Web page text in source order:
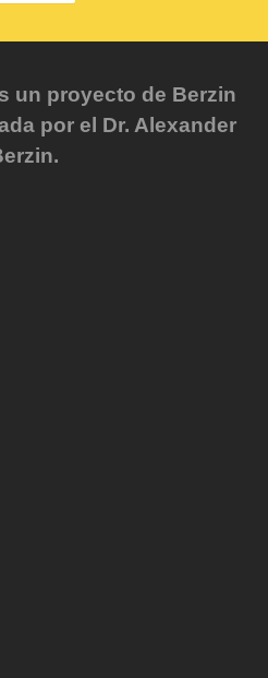
un proyecto de Berzin
por el Dr. Alexander